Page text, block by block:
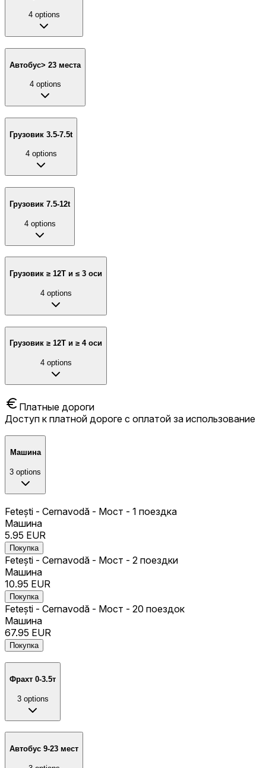
4 options
Автобус> 23 места
4 options
Грузовик 3.5-7.5t
4 options
Грузовик 7.5-12t
4 options
Грузовик ≥ 12T и ≤ 3 оси
4 options
Грузовик ≥ 12T и ≥ 4 оси
4 options
Платные дороги
Доступ к платной дороге с оплатой за использование
Машина
3 options
Fetești - Cernavodă - Мост - 1 поездка
Машина
5.95 EUR
Покупка
Fetești - Cernavodă - Мост - 2 поездки
Машина
10.95 EUR
Покупка
Fetești - Cernavodă - Мост - 20 поездок
Машина
67.95 EUR
Покупка
Фрахт 0-3.5т
3 options
Автобус 9-23 мест